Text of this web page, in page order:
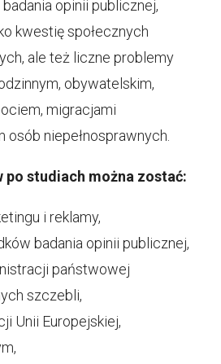
opinii publicznej,
kwestię społecznych
ale też liczne problemy
obywatelskim,
migracjami
niepełnosprawnych.
po studiach można zostać:
i reklamy,
badania opinii publicznej,
państwowej
szczebli,
Unii Europejskiej,